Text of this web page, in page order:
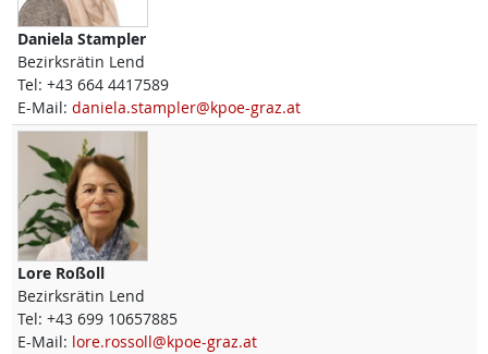
Daniela Stampler
Bezirksrätin Lend
Tel: +43 664 4417589
E-Mail: daniela.stampler@kpoe-graz.at
Lore Roßoll
Bezirksrätin Lend
Tel: +43 699 10657885
E-Mail: lore.rossoll@kpoe-graz.at